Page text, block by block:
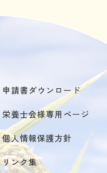
申請書ダウンロード
栄養士会様専用ページ
個人情報保護方針
リンク集